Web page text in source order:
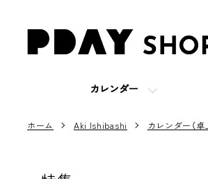
カレンダー
ホーム Aki Ishibashi カレンダー（卓